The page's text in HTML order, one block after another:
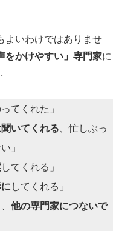
よいわけではありませ
をかけやすい」専門家に
てくれた」
いてくれる 、忙しぶっ
」
してくれる」
してくれる」
他の専門家につないで